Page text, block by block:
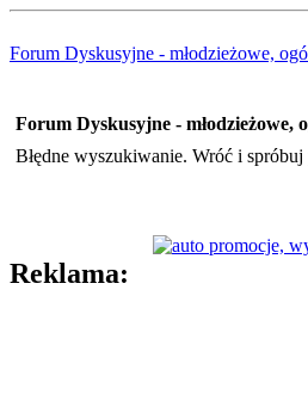
Forum Dyskusyjne - młodzieżowe,
Forum Dyskusyjne - młodzieżowe,
Błędne wyszukiwanie. Wróć i
Reklama: